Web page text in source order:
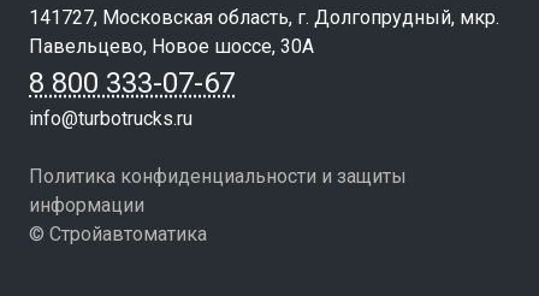
141727, Московская область, г. Долгопрудный, мкр.
Павельцево, Новое шоссе, 30А
8 800 333-07-67
info@turbotrucks.ru
Политика конфиденциальности и защиты
информации
© Стройавтоматика